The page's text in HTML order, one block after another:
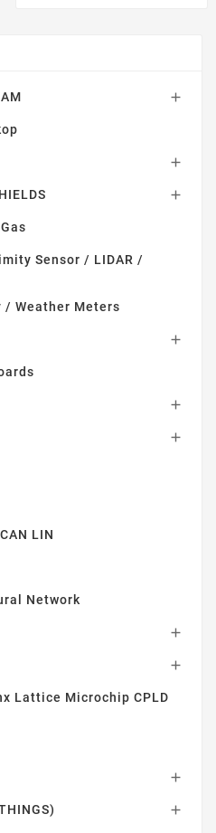



Sensor / LIDAR /
Weather Meters



LIN
Network


Lattice Microchip CPLD

